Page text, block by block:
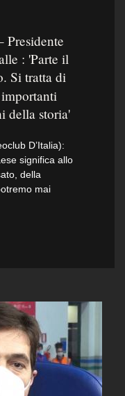
Presidente
: 'Parte il
Si tratta di
della storia'
D’Italia):
significa allo
della
mai